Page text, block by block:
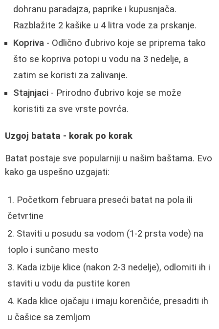
dohranu paradajza, paprike i kupusnjača.
Razblažite 2 kašike u 4 litra vode za prskanje.
Kopriva - Odlično đubrivo koje se priprema tako
što se kopriva potopi u vodu na 3 nedelje, a
zatim se koristi za zalivanje.
Stajnjaci - Prirodno đubrivo koje se može
koristiti za sve vrste povrća.
Uzgoj batata - korak po korak
Batat postaje sve popularniji u našim baštama. Evo
kako ga uspešno uzgajati:
Početkom februara preseći batat na pola ili
četvrtine
Staviti u posudu sa vodom (1-2 prsta vode) na
toplo i sunčano mesto
Kada izbije klice (nakon 2-3 nedelje), odlomiti ih i
staviti u vodu da pustite koren
Kada klice ojačaju i imaju korenčiće, presaditi ih
u čašice sa zemljom